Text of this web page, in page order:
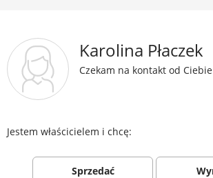
Karolina Płaczek
Czekam na kontakt od Ciebie
Jestem właścicielem i chcę:
Sprzedać